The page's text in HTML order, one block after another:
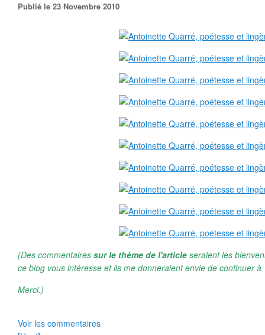
Publié le 23 Novembre 2010
(Des commentaires sur le thème de l'article seraient les
ce blog vous intéresse et ils me donneraient envie de continuer
Merci.)
Voir les commentaires